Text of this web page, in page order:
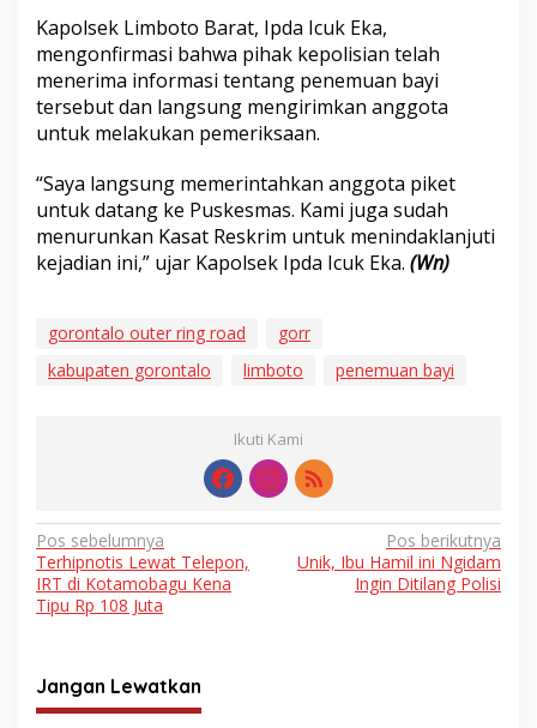
Kapolsek Limboto Barat, Ipda Icuk Eka,
mengonfirmasi bahwa pihak kepolisian telah
menerima informasi tentang penemuan bayi
tersebut dan langsung mengirimkan anggota
untuk melakukan pemeriksaan.
“Saya langsung memerintahkan anggota piket
untuk datang ke Puskesmas. Kami juga sudah
menurunkan Kasat Reskrim untuk menindaklanjuti
kejadian ini,” ujar Kapolsek Ipda Icuk Eka. (Wn)
gorontalo outer ring road
gorr
kabupaten gorontalo
limboto penemuan bayi
Ikuti Kami
Navigasi
pos
Pos sebelumnya
Terhipnotis Lewat Telepon,
IRT di Kotamobagu Kena
Tipu Rp 108 Juta
Pos berikutnya
Unik, Ibu Hamil ini Ngidam
Ingin Ditilang Polisi
Jangan Lewatkan